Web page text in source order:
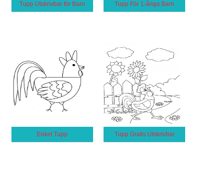
Tupp Utskrivbar för Barn Tupp För 1-åriga Barn
Enkel Tupp Tupp Gratis Utskrivbar